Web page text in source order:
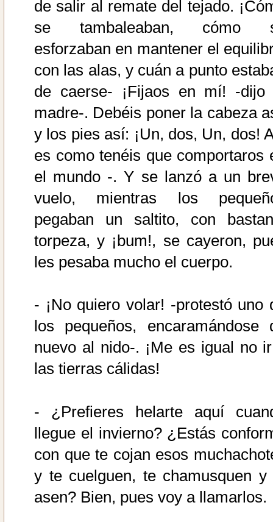
de salir al remate del tejado.
se tambaleaban, cómo
esforzaban en mantener el
con las alas, y cuán a punto
de caerse- ¡Fijaos en mí! -dijo
madre-. Debéis poner la cabeza
y los pies así: ¡Un, dos, Un, dos!
es como tenéis que comportaros
el mundo -. Y se lanzó a un
vuelo, mientras los
pegaban un saltito, con
torpeza, y ¡bum!, se cayeron,
les pesaba mucho el cuerpo.
- ¡No quiero volar! -protestó uno
los pequeños, encaramándose
nuevo al nido-. ¡Me es igual no
las tierras cálidas!
- ¿Prefieres helarte aquí
llegue el invierno? ¿Estás
con que te cojan esos
y te cuelguen, te chamusquen y
asen? Bien, pues voy a llamarlos.